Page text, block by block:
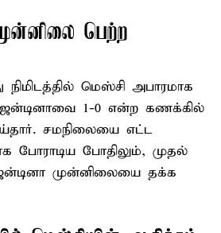
பெற்ற
நிமிடத்தில் மெஸ்சி அபாரமாக
1-0 என்ற கணக்கில்
சமநிலையை எட்ட
போராடிய போதிலும், முதல்
முன்னிலையை தக்க